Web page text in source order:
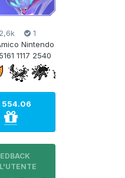
1
Nintendo
5161 1117 2540
554.06